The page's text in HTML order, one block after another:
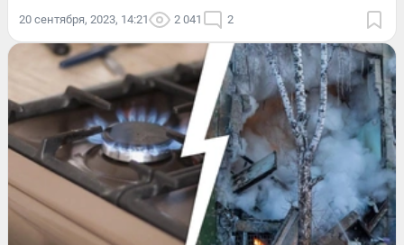
20 сентября, 2023, 14:21 2 041 2